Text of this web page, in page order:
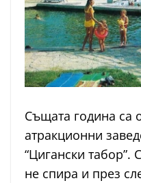
Същата година са
атракционни
“Цигански табор”.
не спира и през